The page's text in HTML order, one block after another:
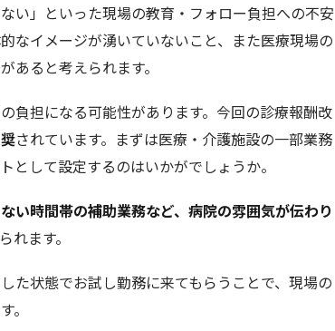
い」といった現場の教育・フォロー負担への不安
なイメージが湧いていないこと、また医療現場の
あると考えられます。
負担になる可能性があります。今回の診療報酬改
されています。まずは医療・介護施設の一部業務
して設定するのはいかがでしょうか。
い時間帯の補助業務など、病院の雰囲気が伝わり
れます。
た状態でお試し勤務に来てもらうことで、現場の
。